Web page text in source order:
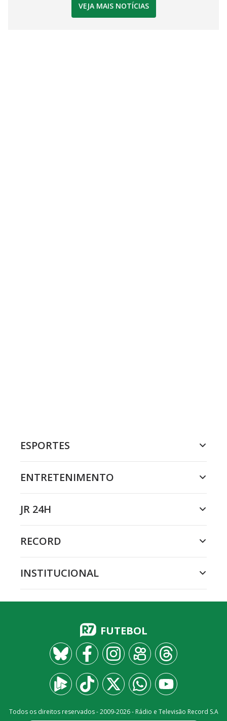
VEJA MAIS NOTÍCIAS
ESPORTES
ENTRETENIMENTO
JR 24H
RECORD
INSTITUCIONAL
FUTEBOL
Todos os direitos reservados - 2009-2026- Rádio e Televisão Record S.A